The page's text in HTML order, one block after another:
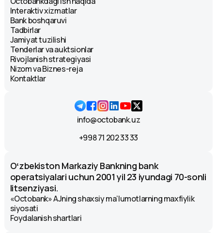
Interaktiv xizmatlar
Bank boshqaruvi
Tadbirlar
Jamiyat tuzilishi
Tenderlar va auktsionlar
Rivojlanish strategiyasi
Nizom va Biznes-reja
Kontaktlar
info@octobank.uz
+998 71 202 33 33
Oʻzbekiston Markaziy Bankning bank
operatsiyalari uchun 2001 yil 23 iyundagi 70-sonli
litsenziyasi.
«Octobank» AJning shaxsiy ma’lumotlarning maxfiylik
siyosati
Foydalanish shartlari